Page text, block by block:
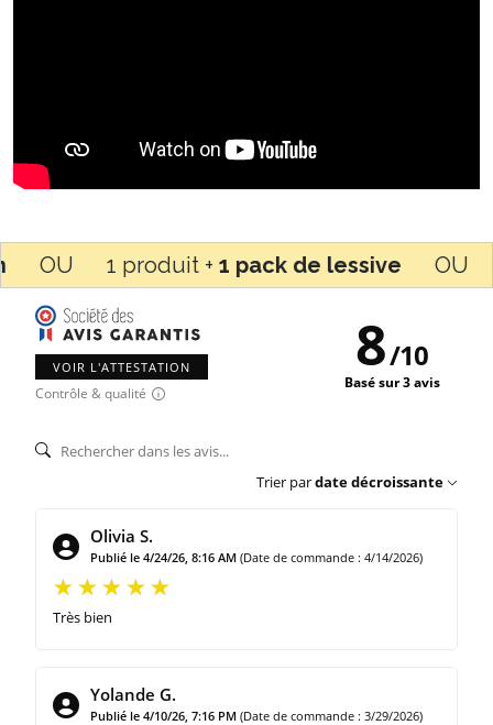
1 produit +1 pack de lessiveOU pour
VOIR L'ATTESTATION
Contrôle & qualité
8/10
Basé sur 3 avis
Trier pardate décroissante
Olivia S.
Publié le 4/24/26, 8:16 AM (Date de commande : 4/14/2026)
Très bien
Yolande G.
Publié le 4/10/26, 7:16 PM (Date de commande : 3/29/2026)